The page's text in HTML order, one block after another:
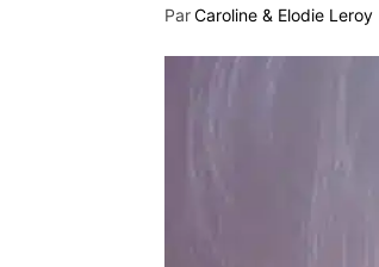
ParCaroline & Elodie Leroy